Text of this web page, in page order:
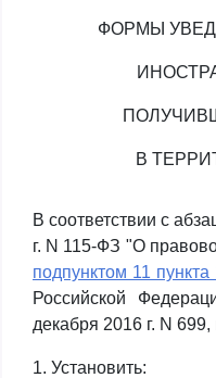
ФОРМЫ
В
В соответствии с
г. N 115-ФЗ "О
подпунктом 11 пункта
Российской
декабря 2016 г. N
1. Установить: